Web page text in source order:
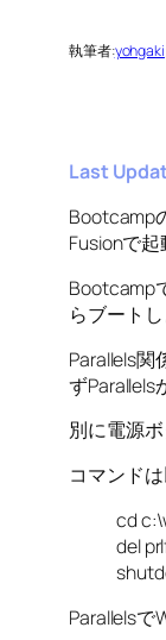
執筆者:yohgaki
Last
Bootcamp
Fusionで
Bootcamp
らブート
Parallels
ずParallels
別に電源
コマンド
cd
del
Parallelsで